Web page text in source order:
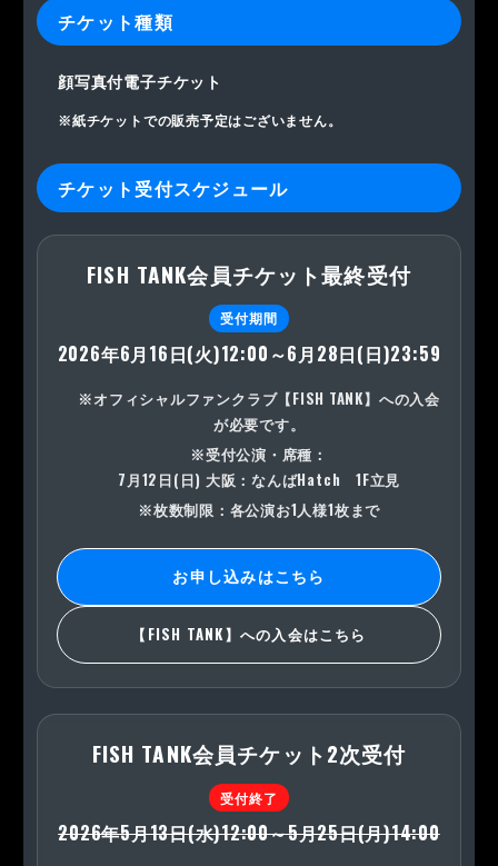
チケット種類
顔写真付電子チケット
※紙チケットでの販売予定はございません。
チケット受付スケジュール
FISH TANK会員チケット最終受付
受付期間
2026年6月16日(火)12:00～6月28日(日)23:59
※オフィシャルファンクラブ【FISH TANK】への入会
が必要です。
※受付公演・席種：
7月12日(日) 大阪：なんばHatch 1F立見
※枚数制限：各公演お1人様1枚まで
お申し込みはこちら
【FISH TANK】への入会はこちら
FISH TANK会員チケット2次受付
受付終了
2026年5月13日(水)12:00～5月25日(月)14:00